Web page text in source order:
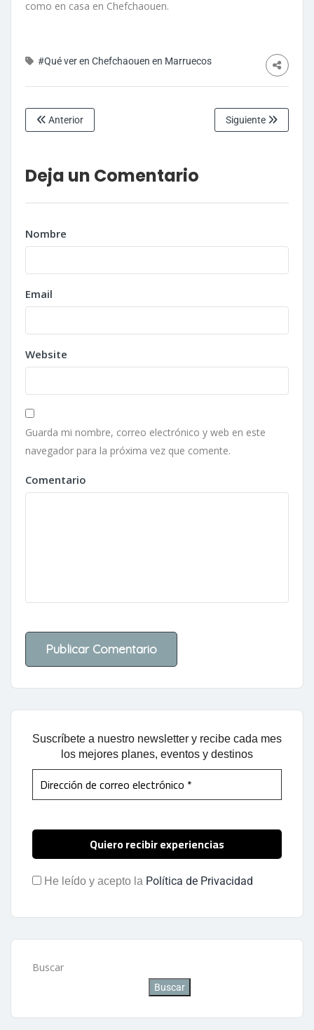
como en casa en Chefchaouen.
#Qué ver en Chefchaouen en Marruecos
Anterior Siguiente
Deja un Comentario
Nombre
Email
Website
Guarda mi nombre, correo electrónico y web en este
navegador para la próxima vez que comente.
Comentario
Suscríbete a nuestro newsletter y recibe cada mes
los mejores planes, eventos y destinos
He leído y acepto la Política de Privacidad
Buscar
Buscar